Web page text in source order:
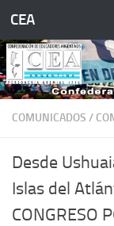
Saltar al
CEA
COMUNICADOS /
Desde
Islas del
CONGRESO